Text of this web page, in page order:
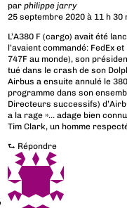
parphilippe jarry
25 septembre 2020 à 11 h 30
L’A380 F (cargo) avait été
l’avaient commandé: FedEx
747F au monde), son
tué dans le crash de son
Airbus a ensuite annulé le
programme dans son
Directeurs successifs)
a la rage »… adage bien
Tim Clark, un homme
⮑ Répondre